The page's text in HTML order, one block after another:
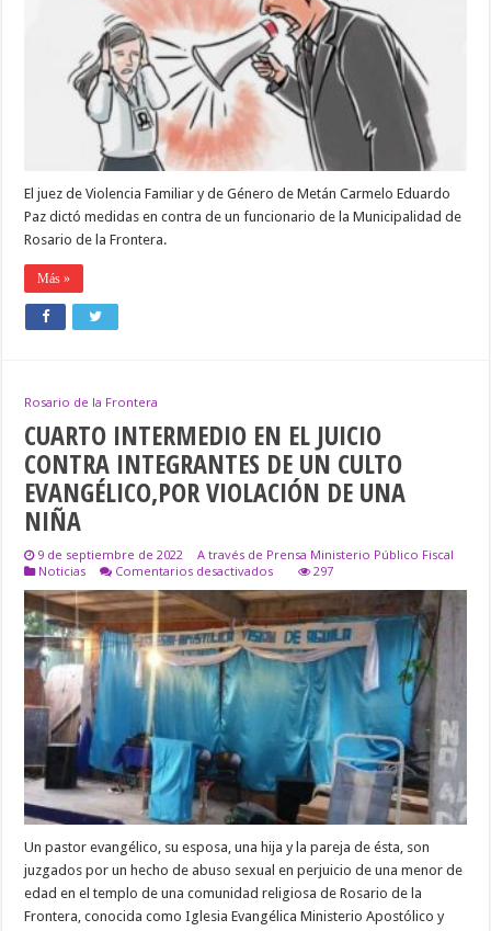
FUNCIONARIO
DE
LA
MUNICIPALIDAD
DE
ROSARIO
DE
LA
FRONTERA,
POR
LABORAL
El juez de Violencia Familiar y de Género de Metán Carmelo Eduardo
Paz dictó medidas en contra de un funcionario de la Municipalidad de
Rosario de la Frontera.
Más »
Rosario de la Frontera
CUARTO INTERMEDIO EN EL JUICIO
CONTRA INTEGRANTES DE UN CULTO
EVANGÉLICO,POR VIOLACIÓN DE UNA
NIÑA
9 de septiembre de 2022
A través de Prensa Ministerio Público Fiscal
Noticias
Comentarios desactivadosen
INTERMEDIO
EN
EL
JUICIO
CONTRA
INTEGRANTES
DE
UN
CULTO
EVANGÉLICO,POR
VIOLACIÓN
DE
UNA
NIÑA
297
Un pastor evangélico, su esposa, una hija y la pareja de ésta, son
juzgados por un hecho de abuso sexual en perjuicio de una menor de
edad en el templo de una comunidad religiosa de Rosario de la
Frontera, conocida como Iglesia Evangélica Ministerio Apostólico y